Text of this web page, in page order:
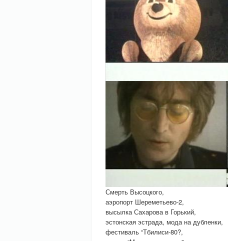
Смерть Высоцкого,
аэропорт Шереметьево-2,
высылка Сахарова в Горький,
эстонская эстрада, мода на дубленки,
фестиваль “Тбилиси-80?,